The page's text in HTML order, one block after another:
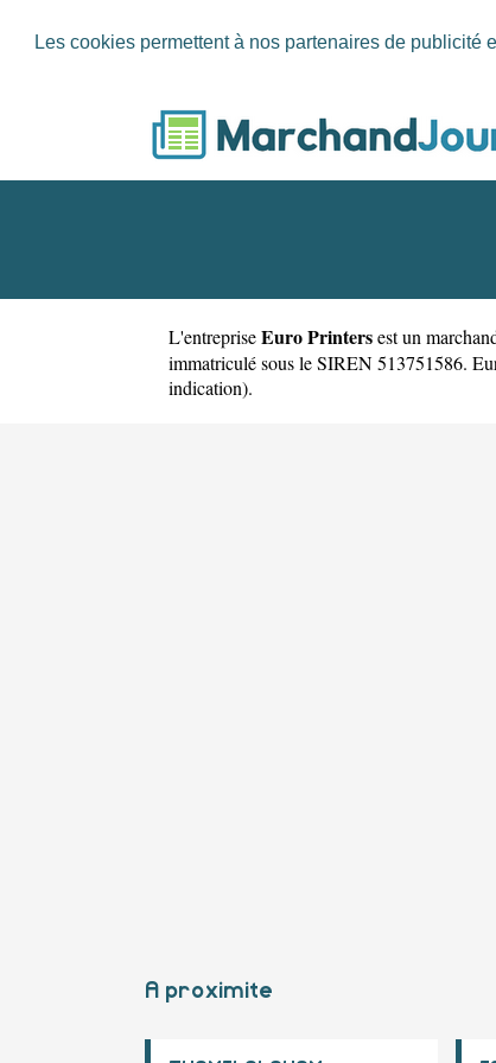
Les cookies permettent à nos partenaires de
L'entrepriseEuro Printersest un
immatriculé sous le SIREN 513751586.
indication).
A proximite